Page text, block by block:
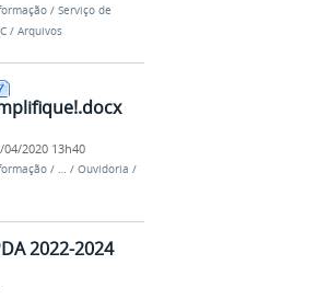
/ Serviço de
/ Arquivos
04/2020 13h40
/ … / Ouvidoria /
2022-2024